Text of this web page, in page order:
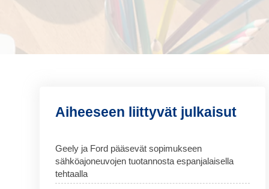
Aiheeseen liittyvät julkaisut
Geely ja Ford pääsevät sopimukseen
sähköajoneuvojen tuotannosta espanjalaisella
tehtaalla